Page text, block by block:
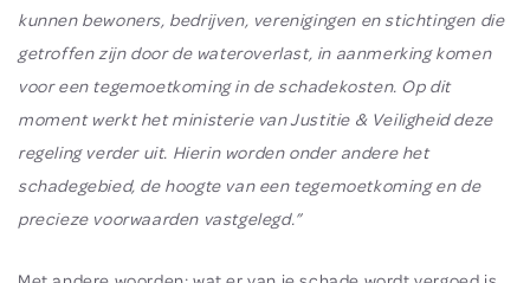
kunnen bewoners, bedrijven, verenigingen en stichtingen die
getroffen zijn door de wateroverlast, in aanmerking komen
voor een tegemoetkoming in de schadekosten. Op dit
moment werkt het ministerie van Justitie & Veiligheid deze
regeling verder uit. Hierin worden onder andere het
schadegebied, de hoogte van een tegemoetkoming en de
precieze voorwaarden vastgelegd.”